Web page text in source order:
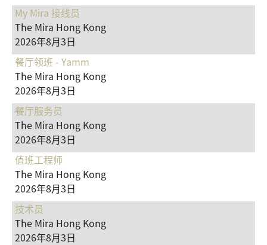
My Mira 接线员
The Mira Hong Kong
2026年8月3日
餐厅领班 - Yamm
The Mira Hong Kong
2026年8月3日
餐厅服务员
The Mira Hong Kong
2026年8月3日
值班工程师
The Mira Hong Kong
2026年8月3日
技术员
The Mira Hong Kong
2026年8月3日